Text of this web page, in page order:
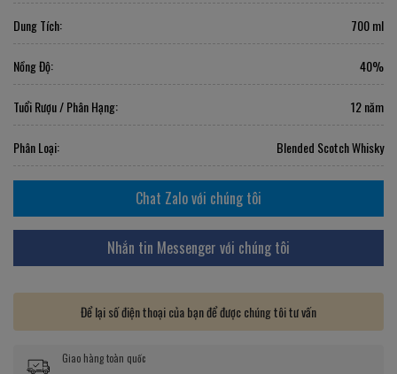
Dung Tích: 700 ml
Nồng Độ: 40%
Tuổi Rượu / Phân Hạng: 12 năm
Phân Loại: Blended Scotch Whisky
Chat Zalo với chúng tôi
Nhắn tin Messenger với chúng tôi
Để lại số điện thoại của bạn để được chúng tôi tư vấn
Giao hàng toàn quốc